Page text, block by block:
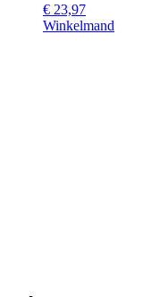
€ 23,97
Winkelmand